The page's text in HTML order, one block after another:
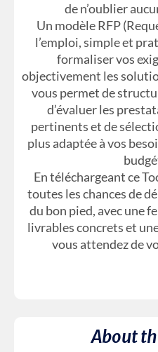
de n’oublier
Un modèle RFP
l’emploi, simple et
formaliser vos
objectivement les
vous permet de
d’évaluer les
pertinents et de
plus adaptée à vos
En téléchargeant ce
toutes les chances de
du bon pied, avec une
livrables concrets et
vous attendez de
About